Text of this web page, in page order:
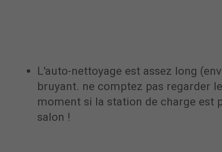
L'auto-nettoyage est assez long
bruyant. ne comptez pas regarder
moment si la station de charge est
salon !